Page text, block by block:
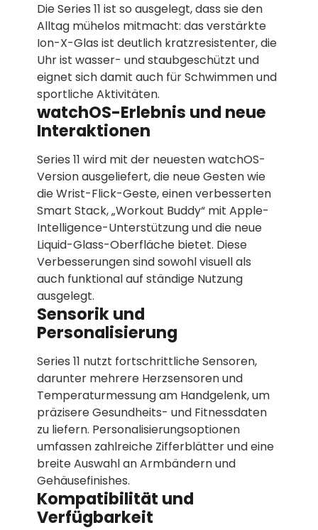
Die Series 11 ist so ausgelegt, dass sie den
Alltag mühelos mitmacht: das verstärkte
Ion-X-Glas ist deutlich kratzresistenter, die
Uhr ist wasser- und staubgeschützt und
eignet sich damit auch für Schwimmen und
sportliche Aktivitäten.
watchOS-Erlebnis und neue
Interaktionen
Series 11 wird mit der neuesten watchOS-
Version ausgeliefert, die neue Gesten wie
die Wrist-Flick-Geste, einen verbesserten
Smart Stack, „Workout Buddy“ mit Apple-
Intelligence-Unterstützung und die neue
Liquid-Glass-Oberfläche bietet. Diese
Verbesserungen sind sowohl visuell als
auch funktional auf ständige Nutzung
ausgelegt.
Sensorik und
Personalisierung
Series 11 nutzt fortschrittliche Sensoren,
darunter mehrere Herzsensoren und
Temperaturmessung am Handgelenk, um
präzisere Gesundheits- und Fitnessdaten
zu liefern. Personalisierungsoptionen
umfassen zahlreiche Zifferblätter und eine
breite Auswahl an Armbändern und
Gehäusefinishes.
Kompatibilität und
Verfügbarkeit